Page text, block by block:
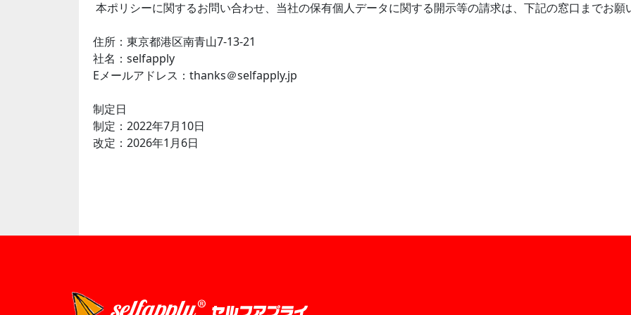
本ポリシーに関するお問い合わせ、当社の保有個人データに関する開示等の請求は、下記の窓口までお願
住所：東京都港区南青山7-13-21
社名：selfapply
Eメールアドレス：thanks＠selfapply.jp
制定日
制定：2022年7月10日
改定：2026年1月6日